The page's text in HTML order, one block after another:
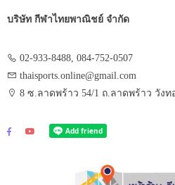
บริษัท กีฬาไทยพาณิชย์ จำกัด
02-933-8488, 084-752-0507
thaisports.online@gmail.com
8 ซ.ลาดพร้าว 54/1 ถ.ลาดพร้าว วังท